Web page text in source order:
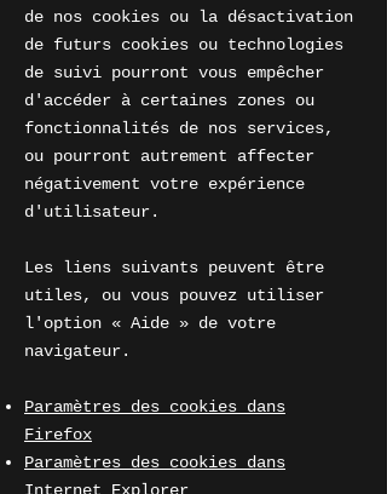
de nos cookies ou la désactivation
de futurs cookies ou technologies
de suivi pourront vous empêcher
d'accéder à certaines zones ou
fonctionnalités de nos services,
ou pourront autrement affecter
négativement votre expérience
d'utilisateur.
Les liens suivants peuvent être
utiles, ou vous pouvez utiliser
l'option « Aide » de votre
navigateur.
Paramètres des cookies dans
Firefox
Paramètres des cookies dans
Internet Explorer